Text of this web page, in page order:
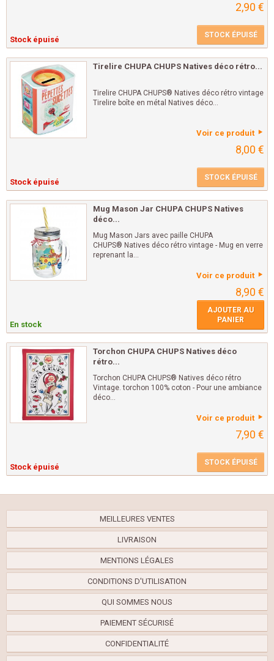
2,90 €
Stock épuisé STOCK ÉPUISÉ
Tirelire CHUPA CHUPS Natives déco rétro...
Tirelire CHUPA CHUPS® Natives déco rétro vintage
Tirelire boîte en métal Natives déco...
Voir ce produit
8,00 €
Stock épuisé STOCK ÉPUISÉ
Mug Mason Jar CHUPA CHUPS Natives
déco...
Mug Mason Jars avec paille CHUPA
CHUPS® Natives déco rétro vintage - Mug en verre
reprenant la...
Voir ce produit
8,90 €
En stock
AJOUTER AU
PANIER
Torchon CHUPA CHUPS Natives déco
rétro...
Torchon CHUPA CHUPS® Natives déco rétro
Vintage. torchon 100% coton - Pour une ambiance
déco...
Voir ce produit
7,90 €
Stock épuisé STOCK ÉPUISÉ
MEILLEURES VENTES
LIVRAISON
MENTIONS LÉGALES
CONDITIONS D'UTILISATION
QUI SOMMES NOUS
PAIEMENT SÉCURISÉ
CONFIDENTIALITÉ